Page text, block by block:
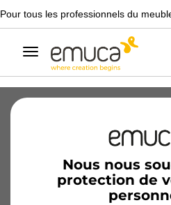
du meubleVOULEZ-VOUS
Alterner
navigation
Nous nous
protection de
Magazine